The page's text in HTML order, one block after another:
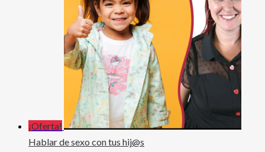
¡Oferta!
Hablar de sexo con tus hij@s